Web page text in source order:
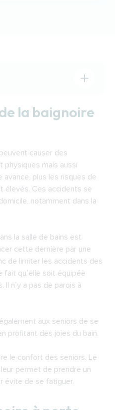
porte
une baignoire à porte
installer une baignoire
la baignoire
causer des
physiques mais aussi
avance, plus les risques de
élevés. Ces accidents se
notamment dans la
la salle de bains est
cette dernière par une
de limiter les accidents des
fait qu’elle soit équipée
Il n’y a pas de parois à
aux seniors de se
profitant des joies du bain.
le confort des seniors. Le
permet de prendre un
évite de se fatiguer.